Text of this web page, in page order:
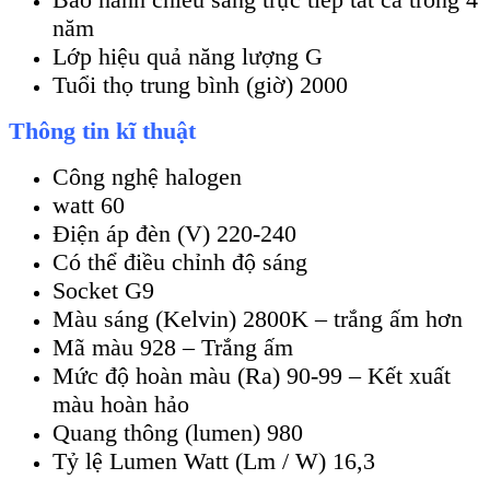
năm
Lớp hiệu quả năng lượng G
Tuổi thọ trung bình (giờ) 2000
Thông tin kĩ thuật
Công nghệ halogen
watt 60
Điện áp đèn (V) 220-240
Có thể điều chỉnh độ sáng
Socket G9
Màu sáng (Kelvin) 2800K – trắng ấm hơn
Mã màu 928 – Trắng ấm
Mức độ hoàn màu (Ra) 90-99 – Kết xuất
màu hoàn hảo
Quang thông (lumen) 980
Tỷ lệ Lumen Watt (Lm / W) 16,3